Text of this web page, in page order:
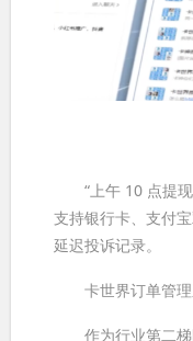
“上午 10 点提现
支持银行卡、支付
延迟投诉记录。
卡世界订单管理
作为行业第二梯